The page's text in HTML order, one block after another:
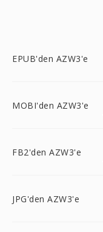
EPUB'den AZW3'e
MOBI'den AZW3'e
FB2'den AZW3'e
JPG'den AZW3'e